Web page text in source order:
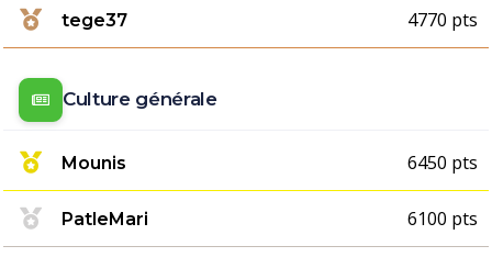
tege37 4770 pts
Culture générale
Mounis 6450 pts
PatleMari 6100 pts